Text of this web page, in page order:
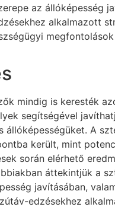
az állóképesség
alkalmazott
megfontolások
mindig is keresték
segítségével
állóképességüket. A
került, mint
során elérhető
áttekintjük a
javításában,
edzésekhez